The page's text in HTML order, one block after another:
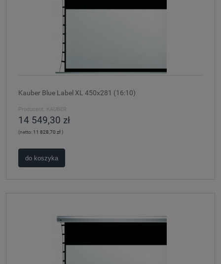
Kauber Blue Label XL 450x281 (16:10)
Producent: KAUBER
14 549,30 zł
(netto: 11 828,70 zł)
do koszyka